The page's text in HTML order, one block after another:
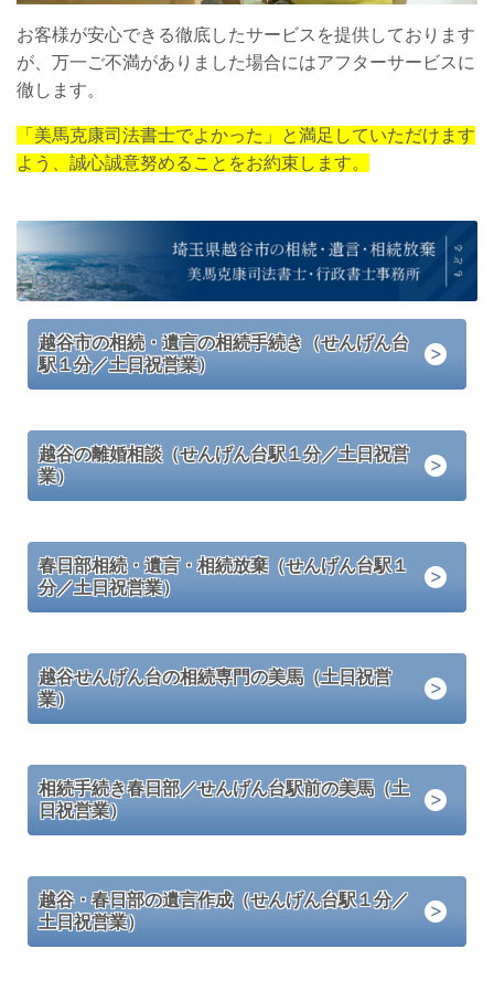
お客様が安心できる徹底したサービスを提供しております
が、万一ご不満がありました場合にはアフターサービスに
徹します。
「美馬克康司法書士でよかった」と満足していただけます
よう、誠心誠意努めることをお約束します。
越谷市の相続・遺言の相続手続き（せんげん台
駅１分／土日祝営業）
越谷の離婚相談（せんげん台駅１分／土日祝営
業）
春日部相続・遺言・相続放棄（せんげん台駅１
分／土日祝営業）
越谷せんげん台の相続専門の美馬（土日祝営
業）
相続手続き春日部／せんげん台駅前の美馬（土
日祝営業）
越谷・春日部の遺言作成（せんげん台駅１分／
土日祝営業）